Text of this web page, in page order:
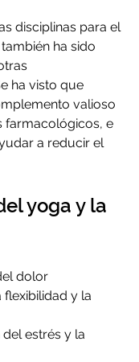
disciplinas para el
ha sido
ha visto que
valioso
farmacológicos, e
a reducir el
yoga y la
del dolor
la flexibilidad y la
del estrés y la